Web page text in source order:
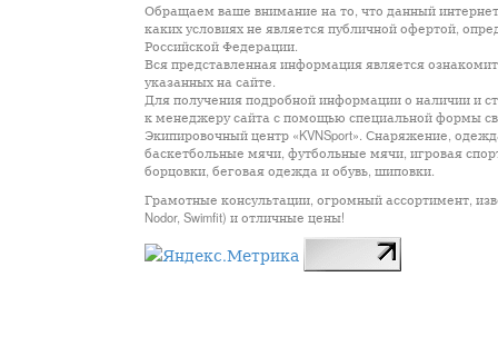
Обращаем ваше внимание на то, что данный
каких условиях не является публичной офертой,
Российской Федерации.
Вся представленная информация является
указанных на сайте.
Для получения подробной информации о наличии и
к менеджеру сайта с помощью специальной формы
Экипировочный центр «KVNSport». Снаряжение,
баскетбольные мячи, футбольные мячи, игровая
борцовки, беговая одежда и обувь, шиповки.
Грамотные консультации, огромный ассортимент,
Nodor, Swimfit) и отличные цены!